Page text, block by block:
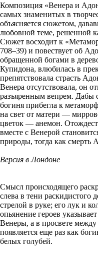
Композиция «Венера и
самых знаменитых в
объясняется сюжетом,
любовной теме, решенной
Сюжет восходит к
708–39) и повествует об
обращенной богами в
Купидона, влюбилась в
препятствовала страсть
Венера отсутствовала, он
разъяренным вепрем. Дабы
богиня прибегла к
на свет от матери —
цветок — анемон.
вместе с Венерой
природы, тогда как смерть
Версия в Лондоне
Смысл происходящего
слева в тени
стрелой в руке; его лук и
опьянение героев
Венеры, а в просвете
появляется еще раз как
белых голубей.